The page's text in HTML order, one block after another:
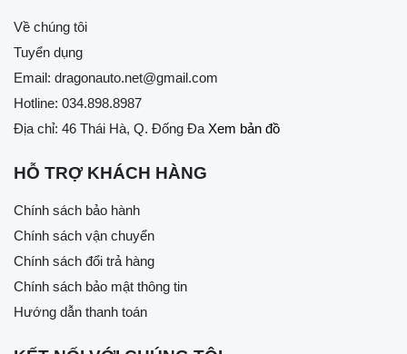
Về chúng tôi
Tuyển dụng
Email: dragonauto.net@gmail.com
Hotline: 034.898.8987
Địa chỉ: 46 Thái Hà, Q. Đống Đa Xem bản đồ
HỖ TRỢ KHÁCH HÀNG
Chính sách bảo hành
Chính sách vận chuyển
Chính sách đổi trả hàng
Chính sách bảo mật thông tin
Hướng dẫn thanh toán